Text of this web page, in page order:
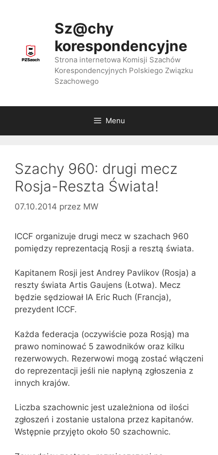
Sz@chy
korespondencyjne
Strona internetowa Komisji Szachów
Korespondencyjnych Polskiego Związku
Szachowego
Menu
Szachy 960: drugi mecz
Rosja-Reszta Świata!
07.10.2014 przez MW
ICCF organizuje drugi mecz w szachach 960
pomiędzy reprezentacją Rosji a resztą świata.
Kapitanem Rosji jest Andrey Pavlikov (Rosja) a
reszty świata Artis Gaujens (Łotwa). Mecz
będzie sędziował IA Eric Ruch (Francja),
prezydent ICCF.
Każda federacja (oczywiście poza Rosją) ma
prawo nominować 5 zawodników oraz kilku
rezerwowych. Rezerwowi mogą zostać włączeni
do reprezentacji jeśli nie napłyną zgłoszenia z
innych krajów.
Liczba szachownic jest uzależniona od ilości
zgłoszeń i zostanie ustalona przez kapitanów.
Wstępnie przyjęto około 50 szachownic.